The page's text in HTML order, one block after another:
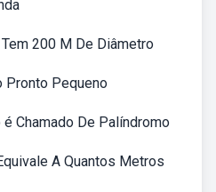
200 M De Diâmetro
Pronto Pequeno
Chamado De Palíndromo
A Quantos Metros